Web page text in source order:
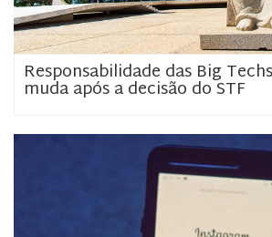
Responsabilidade das Big
muda após a decisão do STF